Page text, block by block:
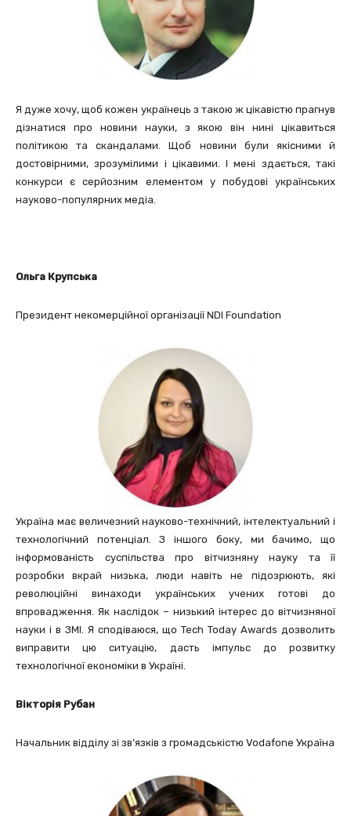
Я дуже хочу, щоб кожен українець з такою ж цікавістю прагнув
дізнатися про новини науки, з якою він нині цікавиться
політикою та скандалами. Щоб новини були якісними й
достовірними, зрозумілими і цікавими. І мені здається, такі
конкурси є серйозним елементом у побудові українських
науково-популярних медіа.
Ольга Крупська
Президент некомерційної організації NDI Foundation
Україна має величезний науково-технічний, інтелектуальний і
технологічний потенціал. З іншого боку, ми бачимо, що
інформованість суспільства про вітчизняну науку та її
розробки вкрай низька, люди навіть не підозрюють, які
революційні винаходи українських учених готові до
впровадження. Як наслідок – низький інтерес до вітчизняної
науки і в ЗМІ. Я сподіваюся, що Tech Today Awards дозволить
виправити цю ситуацію, дасть імпульс до розвитку
технологічної економіки в Україні.
Вікторія Рубан
Начальник відділу зі зв’язків з громадськістю Vodafone Україна